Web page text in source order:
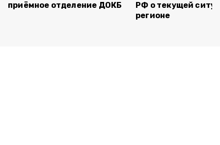
приёмное отделение ДОКБ
РФ о текущей
регионе